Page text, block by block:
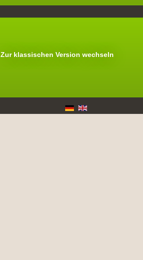
Zur klassischen Version wechseln